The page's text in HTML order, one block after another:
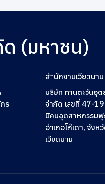
(มหาชน)
ร
สำนักงานเวียดนาม
บริษัท ทานตะวันอุ
จำกัด เลขที่ 47-
นิคมอุตสาหกรรม
อำเภอโก๊เดา, จังห
เวียดนาม